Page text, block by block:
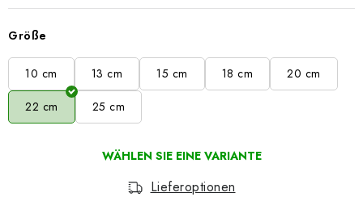
Größe
10 cm 13 cm 15 cm 18 cm 20 cm
22 cm 25 cm
Lieferoptionen